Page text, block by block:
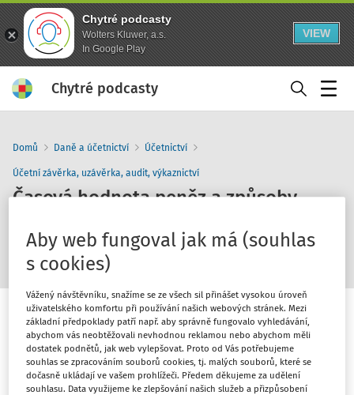
Chytré podcasty
Wolters Kluwer, a.s.
In Google Play
VIEW
Chytré podcasty
Domů Daně a účetnictví Účetnictví
Účetní závěrka, uzávěrka, audit, výkaznictví
Časová hodnota peněz a způsoby
o účetnictví
10 30 1x
Aby web fungoval jak má (souhlas
s cookies)
Vážený návštěvníku, snažíme se ze všech sil přinášet vysokou úroveň
uživatelského komfortu při používání našich webových stránek. Mezi
základní předpoklady patří např. aby správně fungovalo vyhledávání,
abychom vás neobtěžovali nevhodnou reklamou nebo abychom měli
dostatek podnětů, jak web vylepšovat. Proto od Vás potřebujeme
souhlas se zpracováním souborů cookies, tj. malých souborů, které se
dočasně ukládají ve vašem prohlížeči. Předem děkujeme za udělení
souhlasu. Data využijeme ke zlepšování našich služeb a přizpůsobení